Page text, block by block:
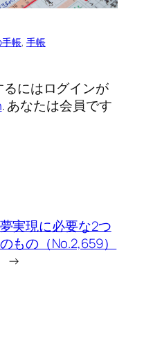
帳, 手帳
にはログインが
. あなたは会員です
夢実現に必要な2つ
のもの（No.2,659）
→